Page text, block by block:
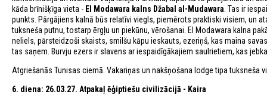
kāda brīnišķīga vieta - El Modawara kalns Džabal al-Mudawara . Tas ir
punkts. Pārgājiens kalnā būs relatīvi viegls, piemērots praktiski visiem, un
tuksneša putnu, tostarp ērgļu un piekūnu, vērošanai. El Modawara kalna
neliels, pārsteidzoši skaists, smilšu kāpu ieskauts, ezeriņš, kas maina
tas saņem. Burvju ezers ir slavens ar iespaidīgākajiem saulrietiem, kas
Atgriešanās Tunisas ciemā. Vakariņas un nakšņošana lodge tipa tuksneša
6. diena: 26.03.27. Atpakaļ ēģiptiešu civilizācijā - Kaira